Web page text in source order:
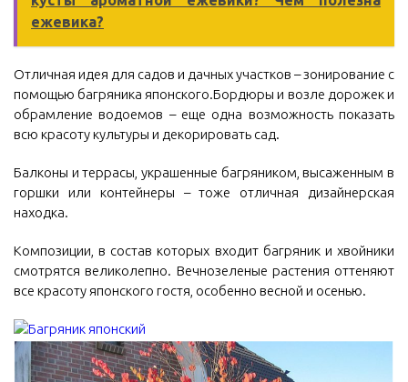
ежевика?
Отличная идея для садов и дачных участков – зонирование с
помощью багряника японского.Бордюры и возле дорожек и
обрамление водоемов – еще одна возможность показать
всю красоту культуры и декорировать сад.
Балконы и террасы, украшенные багряником, высаженным в
горшки или контейнеры – тоже отличная дизайнерская
находка.
Композиции, в состав которых входит багряник и хвойники
смотрятся великолепно. Вечнозеленые растения оттеняют
все красоту японского гостя, особенно весной и осенью.